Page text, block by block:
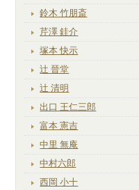
鈴木 竹朋斎
芹澤 銈介
塚本 快示
辻 晉堂
辻 清明
出口 王仁三郎
富本 憲吉
中里 無庵
中村六郎
西岡 小十